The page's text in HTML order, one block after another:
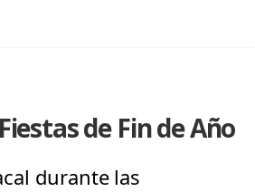
de Fin de Año
durante las